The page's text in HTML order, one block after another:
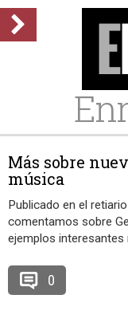
Más sobre
música
Publicado en el
comentamos sobre
ejemplos
0